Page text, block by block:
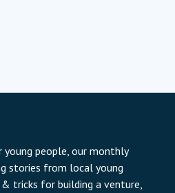
people, our monthly
stories from local young
tricks for building a venture,